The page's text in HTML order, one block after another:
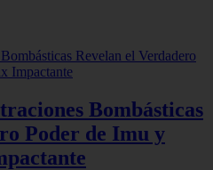
Bombásticas
Poder de Imu y